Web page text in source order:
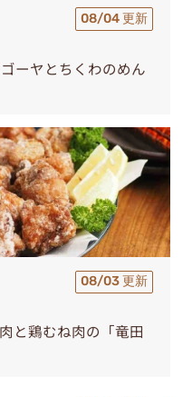
08/04 更新
ーヤとちくわのめん
08/03 更新
と鶏むね肉の「竜田